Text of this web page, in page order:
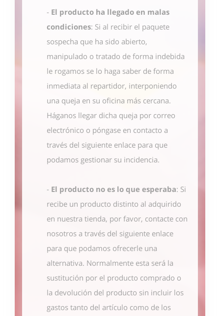
- El producto ha llegado en malas
condiciones: Si al recibir el paquete
sospecha que ha sido abierto,
manipulado o tratado de forma indebida
le rogamos se lo haga saber de forma
inmediata al repartidor, interponiendo
una queja en su oficina más cercana.
Háganos llegar dicha queja por correo
electrónico o póngase en contacto a
través del siguiente enlace para que
podamos gestionar su incidencia.
- El producto no es lo que esperaba: Si
recibe un producto distinto al adquirido
en nuestra tienda, por favor, contacte con
nosotros a través del siguiente enlace
para que podamos ofrecerle una
alternativa. Normalmente esta será la
sustitución por el producto comprado o
la devolución del producto sin incluir los
gastos tanto del artículo como de los